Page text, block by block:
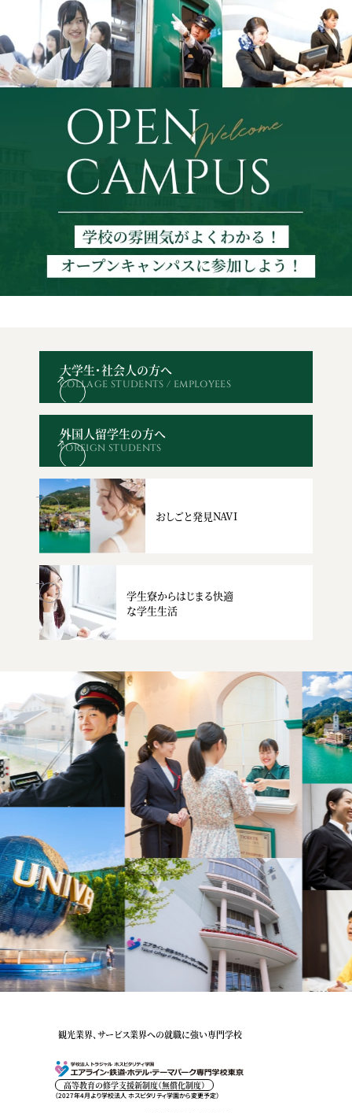
資料請求 オープン
大学生・社会人の方へ
COLLAGE STUDENTS / EMPLOYEES
外国人留学生の方へ
FOREIGN STUDENTS
おしごと発見NAVI
学生寮からはじまる快適
な学生生活
観光業界、サービス業界への就職に強い専門学校
高等教育の修学支援新制度（無償化制度）
（2027年4月より学校法人 ホスピタリティ学園から変更予定）